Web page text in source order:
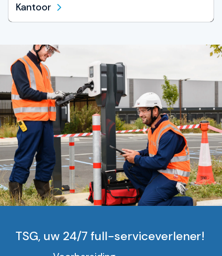
Kantoor
TSG, uw 24/7 full-serviceverlener!